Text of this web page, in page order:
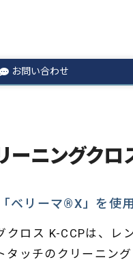
お問い合わせ
検索
ーニングク
ベリーマ®X」を使
クロス K-CCPは、レ
タッチのクリーニン